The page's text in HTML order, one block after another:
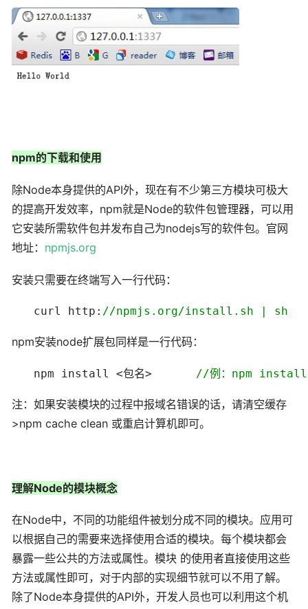
npm的下载和使用
除Node本身提供的API外，现在有不少第三方模块可极大
的提高开发效率，npm就是Node的软件包管理器，可以用
它安装所需软件包并发布自己为nodejs写的软件包。官网
地址： npmjs.org
安装只需要在终端写入一行代码：
curl http: //npmjs.org/install.sh | sh
npm安装node扩展包同样是一行代码：
npm install <包名> //例：npm
注：如果安装模块的过程中报域名错误的话，请清空缓存
>npm cache clean 或重启计算机即可。
理解Node的模块概念
在Node中，不同的功能组件被划分成不同的模块。应用可
以根据自己的需要来选择使用合适的模块。每个模块都会
暴露一些公共的方法或属性。模块 的使用者直接使用这些
方法或属性即可，对于内部的实现细节就可以不用了解。
除了Node本身提供的API外，开发人员也可以利用这个机